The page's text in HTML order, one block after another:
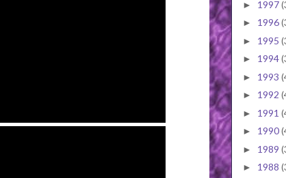
► 1997
► 1996
► 1995
► 1994
► 1993
► 1992
► 1991
► 1990
► 1989
► 1988